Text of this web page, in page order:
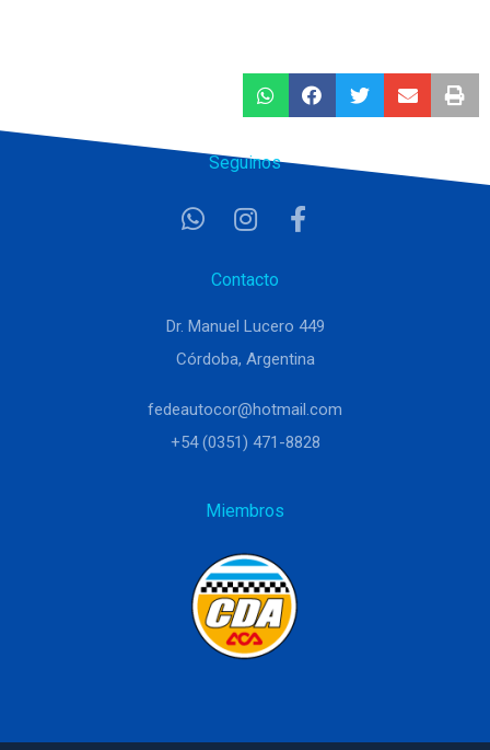
Seguinos
Contacto
Dr. Manuel Lucero 449
Córdoba, Argentina
fedeautocor@hotmail.com
+54 (0351) 471-8828
Miembros